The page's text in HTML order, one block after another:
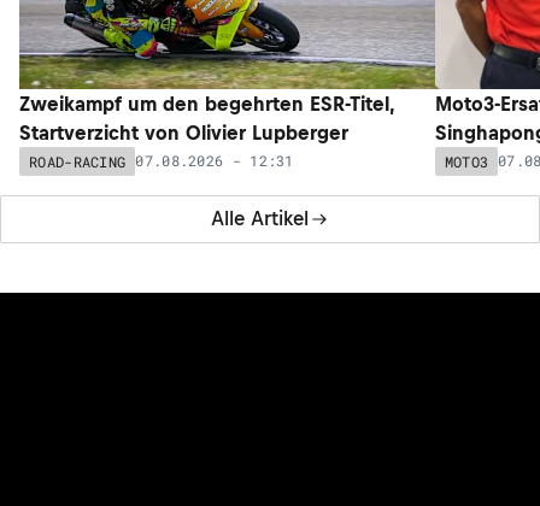
Alle Artikel
Zweikampf um den begehrten ESR-Titel,
Startverzicht von Olivier Lupberger
ROAD-RACING 07.08.2026 - 12:31
Moto3-
MOTO3